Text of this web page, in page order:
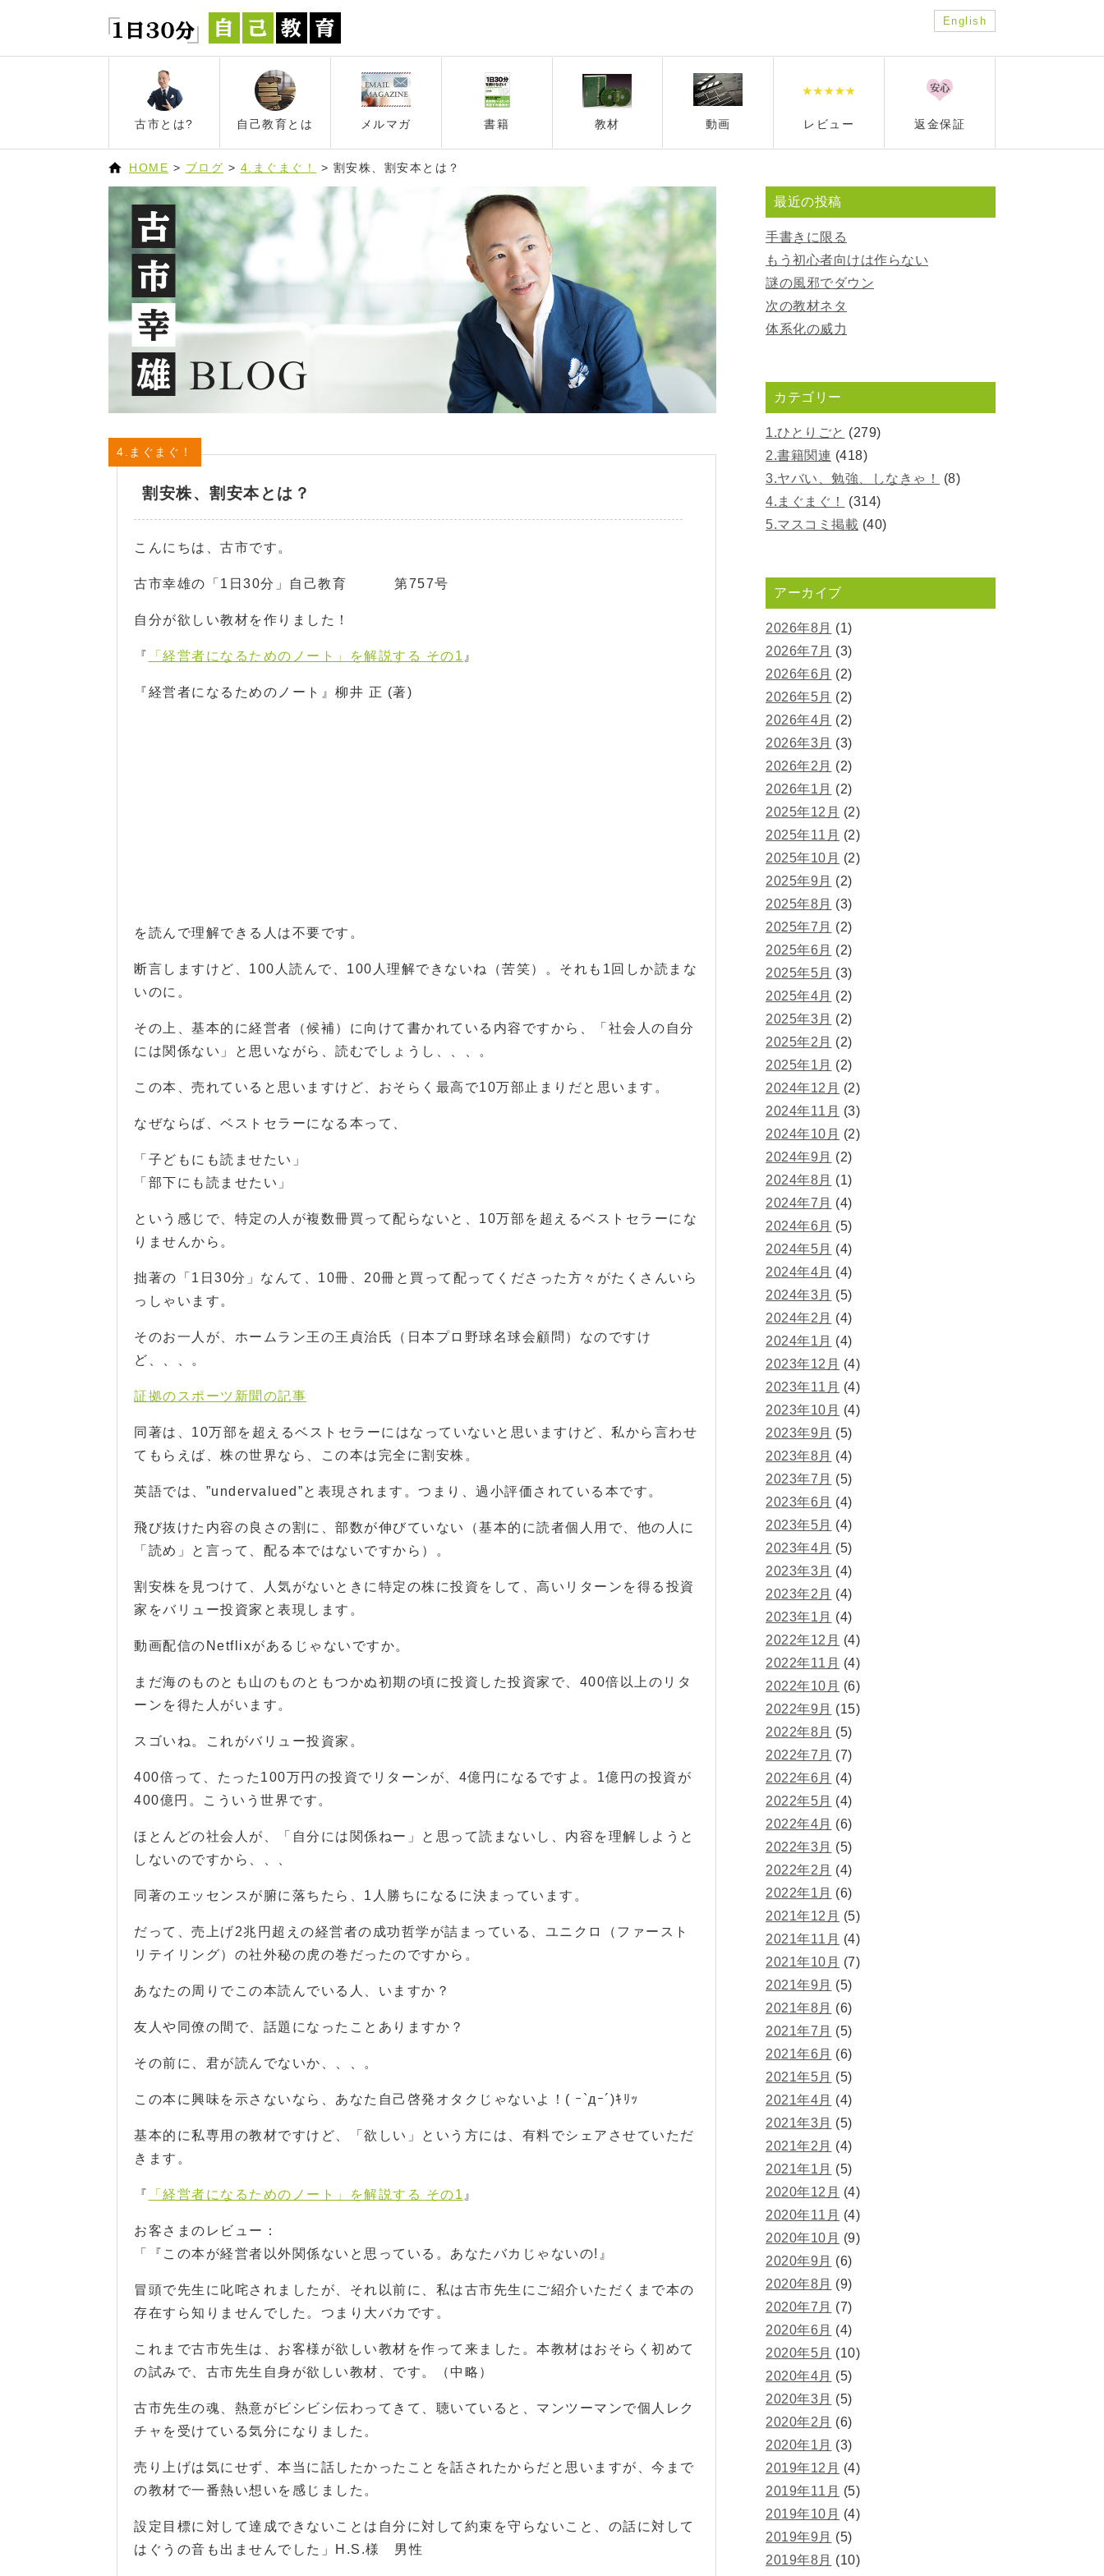
English
古市とは? 自己教育とは メルマガ 書籍 教材 動画 レビュー 返金保証
HOME > ブログ > 4.まぐまぐ！ > 割安株、割安本とは？
4.まぐまぐ！
割安株、割安本とは？
こんにちは、古市です。
古市幸雄の「1日30分」自己教育 第757号
自分が欲しい教材を作りました！
『 「経営者になるためのノート」を解説する その1 』
『経営者になるためのノート』柳井 正 (著)
を読んで理解できる人は不要です。
断言しますけど、100人読んで、100人理解できないね（苦笑）。それも1回しか読まな
いのに。
その上、基本的に経営者（候補）に向けて書かれている内容ですから、「社会人の自分
には関係ない」と思いながら、読むでしょうし、、、。
この本、売れていると思いますけど、おそらく最高で10万部止まりだと思います。
なぜならば、ベストセラーになる本って、
「子どもにも読ませたい」
「部下にも読ませたい」
という感じで、特定の人が複数冊買って配らないと、10万部を超えるベストセラーにな
りませんから。
拙著の「1日30分」なんて、10冊、20冊と買って配ってくださった方々がたくさんいら
っしゃいます。
そのお一人が、ホームラン王の王貞治氏（日本プロ野球名球会顧問）なのですけ
ど、、、。
証拠のスポーツ新聞の記事
同著は、10万部を超えるベストセラーにはなっていないと思いますけど、私から言わせ
てもらえば、株の世界なら、この本は完全に割安株。
英語では、”undervalued”と表現されます。つまり、過小評価されている本です。
飛び抜けた内容の良さの割に、部数が伸びていない（基本的に読者個人用で、他の人に
「読め」と言って、配る本ではないですから）。
割安株を見つけて、人気がないときに特定の株に投資をして、高いリターンを得る投資
家をバリュー投資家と表現します。
動画配信のNetflixがあるじゃないですか。
まだ海のものとも山のものともつかぬ初期の頃に投資した投資家で、400倍以上のリタ
ーンを得た人がいます。
スゴいね。これがバリュー投資家。
400倍って、たった100万円の投資でリターンが、4億円になるですよ。1億円の投資が
400億円。こういう世界です。
ほとんどの社会人が、「自分には関係ねー」と思って読まないし、内容を理解しようと
しないのですから、、、
同著のエッセンスが腑に落ちたら、1人勝ちになるに決まっています。
だって、売上げ2兆円超えの経営者の成功哲学が詰まっている、ユニクロ（ファースト
リテイリング）の社外秘の虎の巻だったのですから。
あなたの周りでこの本読んでいる人、いますか？
友人や同僚の間で、話題になったことありますか？
その前に、君が読んでないか、、、。
この本に興味を示さないなら、あなた自己啓発オタクじゃないよ！( ｰ`дｰ´)ｷﾘｯ
基本的に私専用の教材ですけど、「欲しい」という方には、有料でシェアさせていただ
きます。
『 「経営者になるためのノート」を解説する その1 』
お客さまのレビュー：
「『この本が経営者以外関係ないと思っている。あなたバカじゃないの!』
冒頭で先生に叱咤されましたが、それ以前に、私は古市先生にご紹介いただくまで本の
存在すら知りませんでした。つまり大バカです。
これまで古市先生は、お客様が欲しい教材を作って来ました。本教材はおそらく初めて
の試みで、古市先生自身が欲しい教材、です。（中略）
古市先生の魂、熱意がビシビシ伝わってきて、聴いていると、マンツーマンで個人レク
チャを受けている気分になりました。
売り上げは気にせず、本当に話したかったことを話されたからだと思いますが、今まで
の教材で一番熱い想いを感じました。
設定目標に対して達成できないことは自分に対して約束を守らないこと、の話に対して
はぐうの音も出ませんでした」H.S.様 男性
最近の投稿
手書きに限る
もう初心者向けは作らない
謎の風邪でダウン
次の教材ネタ
体系化の威力
カテゴリー
1.ひとりごと (279)
2.書籍関連 (418)
3.ヤバい、勉強、しなきゃ！
(8)
4.まぐまぐ！
(314)
5.マスコミ掲載 (40)
アーカイブ
2026年8月 (1)
2026年7月 (3)
2026年6月 (2)
2026年5月 (2)
2026年4月 (2)
2026年3月 (3)
2026年2月 (2)
2026年1月 (2)
2025年12月 (2)
2025年11月 (2)
2025年10月 (2)
2025年9月 (2)
2025年8月 (3)
2025年7月 (2)
2025年6月 (2)
2025年5月 (3)
2025年4月 (2)
2025年3月 (2)
2025年2月 (2)
2025年1月 (2)
2024年12月 (2)
2024年11月 (3)
2024年10月 (2)
2024年9月 (2)
2024年8月 (1)
2024年7月 (4)
2024年6月 (5)
2024年5月 (4)
2024年4月 (4)
2024年3月 (5)
2024年2月 (4)
2024年1月 (4)
2023年12月 (4)
2023年11月 (4)
2023年10月 (4)
2023年9月 (5)
2023年8月 (4)
2023年7月 (5)
2023年6月 (4)
2023年5月 (4)
2023年4月 (5)
2023年3月 (4)
2023年2月 (4)
2023年1月 (4)
2022年12月 (4)
2022年11月 (4)
2022年10月 (6)
2022年9月 (15)
2022年8月 (5)
2022年7月 (7)
2022年6月 (4)
2022年5月 (4)
2022年4月 (6)
2022年3月 (5)
2022年2月 (4)
2022年1月 (6)
2021年12月 (5)
2021年11月 (4)
2021年10月 (7)
2021年9月 (5)
2021年8月 (6)
2021年7月 (5)
2021年6月 (6)
2021年5月 (5)
2021年4月 (4)
2021年3月 (5)
2021年2月 (4)
2021年1月 (5)
2020年12月 (4)
2020年11月 (4)
2020年10月 (9)
2020年9月 (6)
2020年8月 (9)
2020年7月 (7)
2020年6月 (4)
2020年5月 (10)
2020年4月 (5)
2020年3月 (5)
2020年2月 (6)
2020年1月 (3)
2019年12月 (4)
2019年11月 (5)
2019年10月 (4)
2019年9月 (5)
2019年8月 (10)